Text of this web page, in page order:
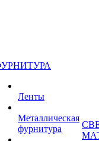
Ленты
Металлическая
фурнитура